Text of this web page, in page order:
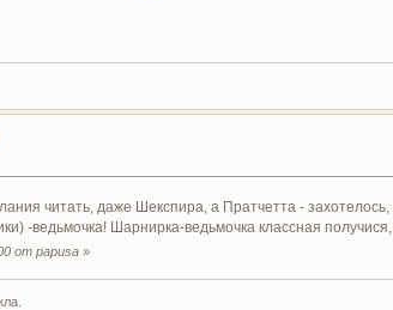
читать, даже Шекспира, а Пратчетта -
-ведьмочка! Шарнирка-ведьмочка классная
от papusa»